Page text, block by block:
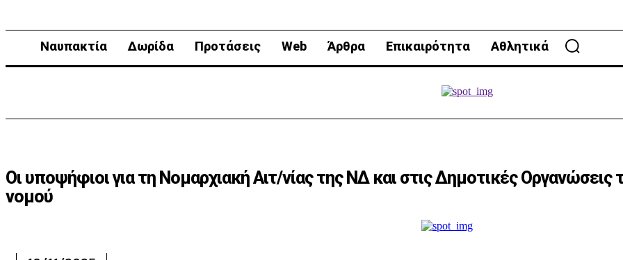
Ναυπακτία Δωρίδα Προτάσεις Web Άρθρα Επικαιρότητα Αθλητικά
Οι υποψήφιοι για τη Νομαρχιακή Αιτ/νίας της ΝΔ και στις Δημοτικές Οργανώσεις
νομού